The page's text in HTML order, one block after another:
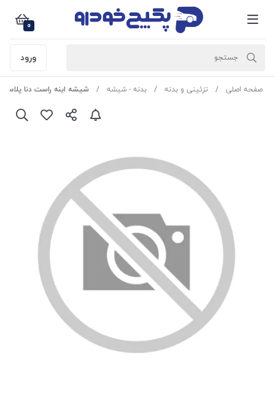
0
ورود
صفحه اصلی تزئینی و بدنه بدنه - شیشه شیشه اینه راست دنا پلاس 2602007 اماتا صمد